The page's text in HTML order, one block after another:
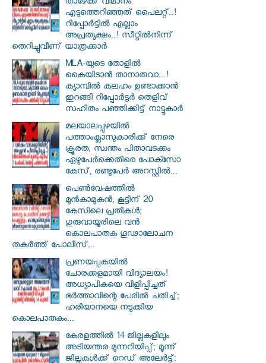
താഴേക്ക് വിമാനം
എടുത്തെറിഞ്ഞത് പൈലറ്റ്..!
റിപ്പോർട്ടിൽ എല്ലാം
അപ്രത്യക്ഷം..! സീറ്റിൽനിന്ന്
തെറിച്ചുവീണ് യാത്രക്കാർ
MLA-യുടെ തോളിൽ
കൈയിടാൻ താനാരുവാ...!
ക്യാമ്പിൽ കലഹം ഉണ്ടാക്കാൻ
ഇറങ്ങി റിപ്പോർട്ടർ തെളിവ്
സഹിതം പഞ്ഞിക്കിട്ട് നാട്ടുകാർ
മലയാലപ്പുഴയിൽ
പത്താംക്ലാസുകാരിക്ക് നേരെ
ക്രൂരത; സ്വന്തം പിതാവടക്കം
ഏഴുപേർക്കെതിരെ പോക്സോ
കേസ്, രണ്ടുപേർ അറസ്റ്റിൽ...
പെൺവേഷത്തിൽ
മുൻകാമുകൻ, കൂട്ടിന് 20
കേസിലെ പ്രതികൾ;
ഗുരുവായൂരിലെ വൻ
കൊലപാതക ഗൂഢാലോചന
തകർത്ത് പോലീസ്...
പ്രണയപ്പകയിൽ
ചോരക്കളമായി വിദ്യാലയം!
അധ്യാപികയെ വിളിപ്പിച്ചത്
ഭർത്താവിന്റെ പേരിൽ ചതിച്ച്;
ഹരിയാനയെ നടുക്കിയ
കൊലപാതകം...
കേരളത്തിൽ 14 ജില്ലകളിലും
അടിയന്തര മുന്നറിയിപ്പ്; മൂന്ന്
ജില്ലകൾക്ക് റെഡ് അലേർട്ട്: